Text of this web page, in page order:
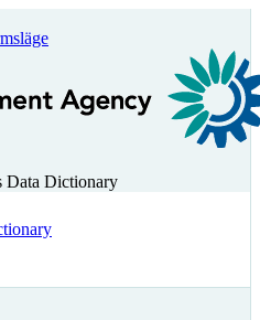
Data Dictionary